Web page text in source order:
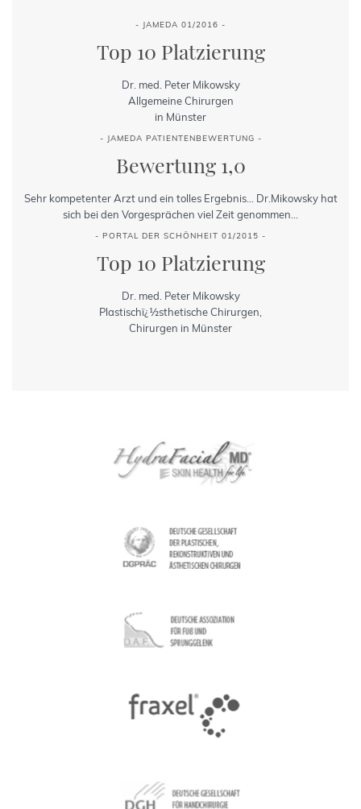
- JAMEDA 01/2016 -
Top 10 Platzierung
Dr. med. Peter Mikowsky
Allgemeine Chirurgen
in Münster
- JAMEDA PATIENTENBEWERTUNG -
Bewertung 1,0
Sehr kompetenter Arzt und ein tolles Ergebnis... Dr.Mikowsky hat
sich bei den Vorgesprächen viel Zeit genommen...
- PORTAL DER SCHÖNHEIT 01/2015 -
Top 10 Platzierung
Dr. med. Peter Mikowsky
Plastischï¿½sthetische Chirurgen,
Chirurgen in Münster